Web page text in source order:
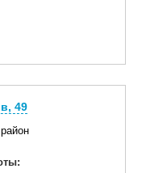
49